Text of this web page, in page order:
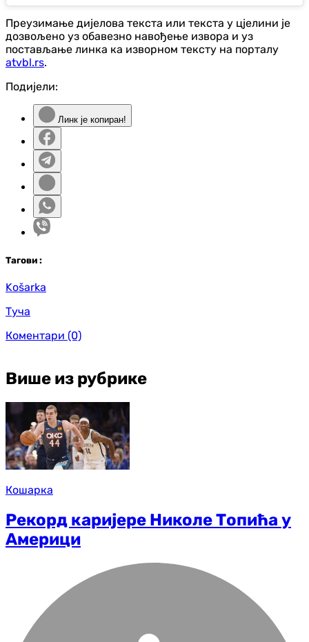
Преузимање дијелова текста или текста у цјелини је
дозвољено уз обавезно навођење извора и уз
постављање линка ка изворном тексту на порталу
atvbl.rs.
Подијели:
Линк је копиран!
Тагови :
Košarka
Туча
Коментари (0)
Више из рубрике
Кошарка
Рекорд каријере Николе Топића у
Америци